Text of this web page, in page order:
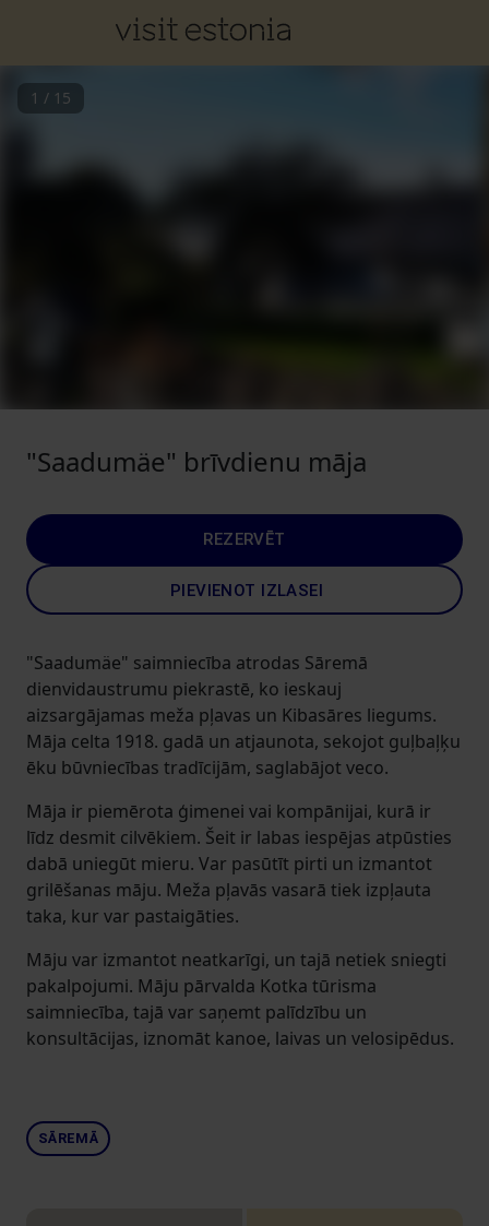
1 / 15
"Saadumäe" brīvdienu māja
REZERVĒT
PIEVIENOT IZLASEI
"Saadumäe" saimniecība atrodas Sāremā
dienvidaustrumu piekrastē, ko ieskauj
aizsargājamas meža pļavas un Kibasāres liegums.
Māja celta 1918. gadā un atjaunota, sekojot guļbaļķu
ēku būvniecības tradīcijām, saglabājot veco.
Māja ir piemērota ģimenei vai kompānijai, kurā ir
līdz desmit cilvēkiem. Šeit ir labas iespējas atpūsties
dabā uniegūt mieru. Var pasūtīt pirti un izmantot
grilēšanas māju. Meža pļavās vasarā tiek izpļauta
taka, kur var pastaigāties.
Māju var izmantot neatkarīgi, un tajā netiek sniegti
pakalpojumi. Māju pārvalda Kotka tūrisma
saimniecība, tajā var saņemt palīdzību un
konsultācijas, iznomāt kanoe, laivas un velosipēdus.
SĀREMĀ